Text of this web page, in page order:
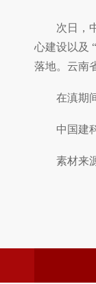
次日，中
心建设以及
落地。云南
在滇期
中国建科
素材来源